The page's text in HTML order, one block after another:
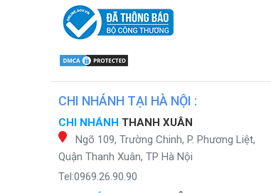
CHI NHÁNH TẠI HÀ NỘI :
CHI NHÁNH THANH XUÂN
Ngõ 109, Trường Chinh, P. Phương Liệt,
Quận Thanh Xuân, TP Hà Nội
Tel:0969.26.90.90